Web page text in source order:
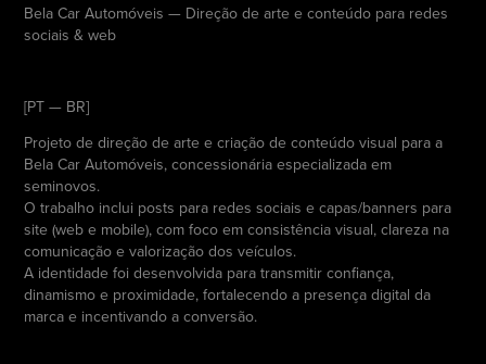
Bela Car Automóveis — Direção de arte e conteúdo para redes
sociais & web
[PT — BR]
Projeto de direção de arte e criação de conteúdo visual para a
Bela Car Automóveis, concessionária especializada em
seminovos.
O trabalho inclui posts para redes sociais e capas/banners para
site (web e mobile), com foco em consistência visual, clareza na
comunicação e valorização dos veículos.
A identidade foi desenvolvida para transmitir confiança,
dinamismo e proximidade, fortalecendo a presença digital da
marca e incentivando a conversão.